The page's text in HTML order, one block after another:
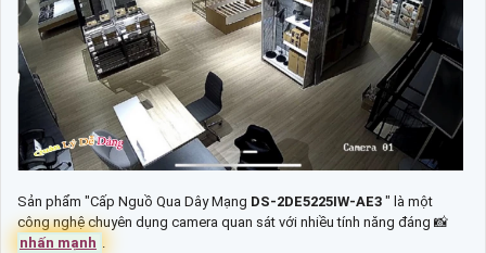
Sản phẩm "Cấp Nguồ Qua Dây Mạng DS-2DE5225IW-AE3 " là một
công nghệ chuyên dụng camera quan sát với nhiều tính năng đáng 📸
nhấn mạnh